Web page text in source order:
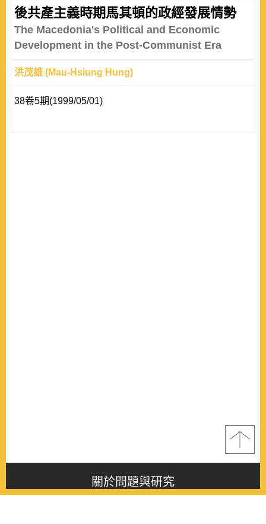
後共產主義時期馬其頓的政經發展情勢
The Macedonia's Political and Economic
Development in the Post-Communist Era
洪茂雄 (Mau-Hsiung Hung)
38卷5期(1999/05/01)
關於問題與研究
About this journal